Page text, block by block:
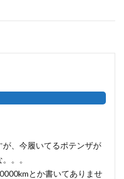
、今履いてるポテンザが
。。
とか書いてありませ